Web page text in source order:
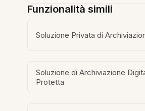
Funzionalità simili
Soluzione Privata di
Soluzione di Archiviazione
Protetta